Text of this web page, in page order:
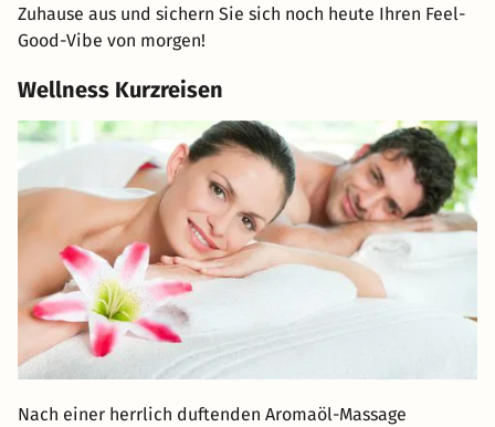
Zuhause aus und sichern Sie sich noch heute Ihren Feel-
Good-Vibe von morgen!
Wellness Kurzreisen
Nach einer herrlich duftenden Aromaöl-Massage